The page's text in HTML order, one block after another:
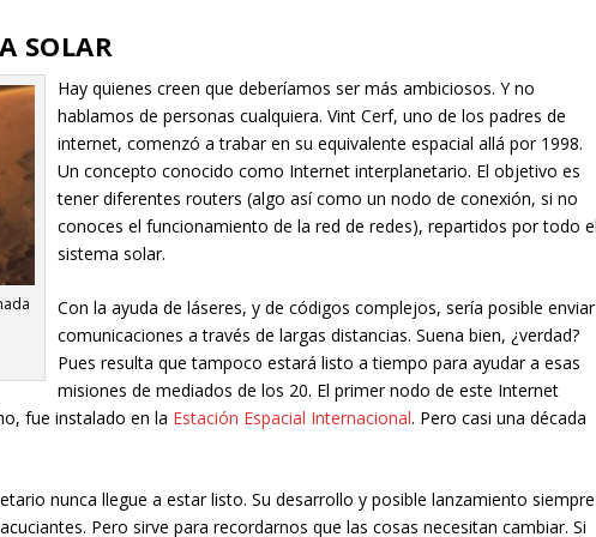
SOLAR
Hay quienes creen que deberíamos ser más ambiciosos. Y no
hablamos de personas cualquiera. Vint Cerf, uno de los padres de
internet, comenzó a trabar en su equivalente espacial allá por 1998.
Un concepto conocido como Internet interplanetario. El objetivo es
tener diferentes routers (algo así como un nodo de conexión, si no
conoces el funcionamiento de la red de redes), repartidos por todo
sistema solar.
Con la ayuda de láseres, y de códigos complejos, sería posible enviar
comunicaciones a través de largas distancias. Suena bien, ¿verdad?
Pues resulta que tampoco estará listo a tiempo para ayudar a esas
misiones de mediados de los 20. El primer nodo de este Internet
fue instalado en la Estación Espacial Internacional. Pero casi una década
nunca llegue a estar listo. Su desarrollo y posible lanzamiento siempre
Pero sirve para recordarnos que las cosas necesitan cambiar. Si